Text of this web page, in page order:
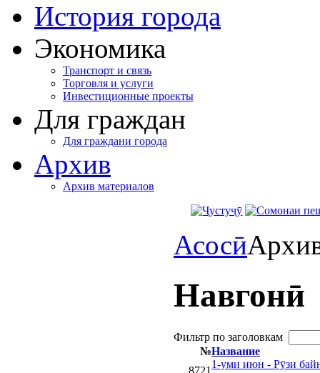
История города
Экономика
Транспорт и связь
Торговля и услуги
Инвестиционные проекты
Для граждан
Для граждани города
Архив
Архив материалов
Асосӣ
Навгонӣ
Фильтр по заголовкам
№Название
8721
1-уми июн - Рӯзи